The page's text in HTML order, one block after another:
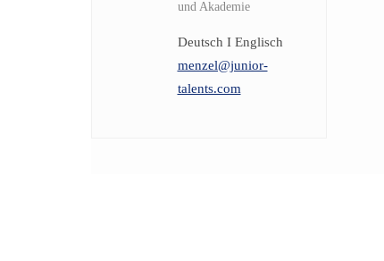
und Akademie
Deutsch I Englisch
menzel@junior-
talents.com